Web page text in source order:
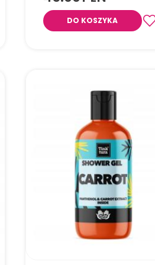
Intensywnie regenerująca maska do
DO KOSZYKA